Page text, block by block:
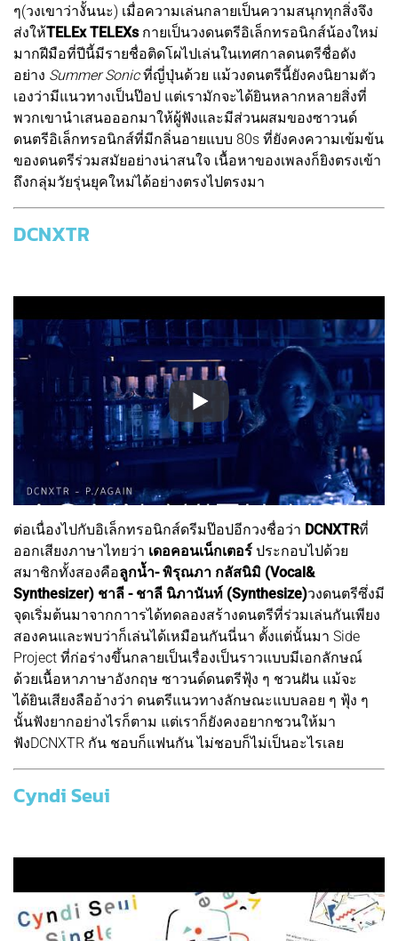
ๆ(วงเขาว่างั้นนะ) เมื่อความเล่นกลายเป็นความสนุกทุกสิ่งจึง
ส่งให้TELEx TELEXs กายเป็นวงดนตรีอิเล็กทรอนิกส์น้องใหม่
มากฝีมือที่ปีนี้มีรายชื่อติดโผไปเล่นในเทศกาลดนตรีชื่อดัง
อย่าง Summer Sonicที่ญี่ปุ่นด้วย แม้วงดนตรีนี้ยังคงนิยามตัว
เองว่ามีแนวทางเป็นป๊อป แต่เรามักจะได้ยินหลากหลายสิ่งที่
พวกเขานำเสนอออกมาให้ผู้ฟังและมีส่วนผสมของซาวนด์
ดนตรีอิเล็กทรอนิกส์ที่มีกลิ่นอายแบบ 80s ที่ยังคงความเข้มข้น
ของดนตรีร่วมสมัยอย่างน่าสนใจ เนื้อหาของเพลงก็ยิงตรงเข้า
ถึงกลุ่มวัยรุ่นยุคใหม่ได้อย่างตรงไปตรงมา
DCNXTR
ต่อเนื่องไปกับอิเล็กทรอนิกส์ดรีมป๊อปอีกวงชื่อว่า DCNXTRที่
ออกเสียงภาษาไทยว่า เดอคอนเน็กเตอร์ ประกอบไปด้วย
สมาชิกทั้งสองคือลูกน้ำ- พิรุณภา กลัสนิมิ (Vocal&
Synthesizer) ชาลี - ชาลี นิภานันท์ (Synthesize)วงดนตรีซึ่งมี
จุดเริ่มต้นมาจากกาารได้ทดลองสร้างดนตรีที่ร่วมเล่นกันเพียง
สองคนและพบว่าก็เล่นได้เหมือนกันนี่นา ตั้งแต่นั้นมา Side
Project ที่ก่อร่างขึ้นกลายเป็นเรื่องเป็นราวแบบมีเอกลักษณ์
ด้วยเนื้อหาภาษาอังกฤษ ซาวนด์ดนตรีฟุ้ง ๆ ชวนฝัน แม้จะ
ได้ยินเสียงลืออ้างว่า ดนตรีแนวทางลักษณะแบบลอย ๆ ฟุ้ง ๆ
นั้นฟังยากอย่างไรก็ตาม แต่เราก็ยังคงอยากชวนให้มา
ฟังDCNXTR กัน ชอบก็แฟนกัน ไม่ชอบก็ไม่เป็นอะไรเลย
Cyndi Seui